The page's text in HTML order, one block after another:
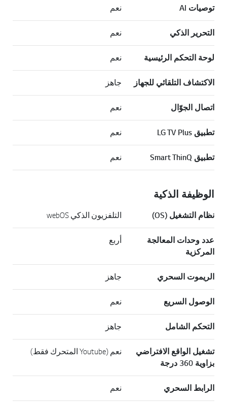
توصيات AI‏ نعم
التحرير الذكي نعم
لوحة التحكم الرئيسية نعم
الاكتشاف التلقائي للجهاز جاهز
اتصال الجوّال نعم
تطبيق LG TV Plus نعم
تطبيق Smart ThinQ نعم
الوظيفة الذكية
نظام التشغيل (OS) التلفزيون الذكي webOS
عدد وحدات المعالجة
المركزية
أربع
الريموت السحري جاهز
الوصول السريع نعم
التحكم الشامل جاهز
تشغيل الواقع الافتراضي
بزاوية 360 درجة
نعم (Youtube المتحرك فقط)
الرابط السحري نعم